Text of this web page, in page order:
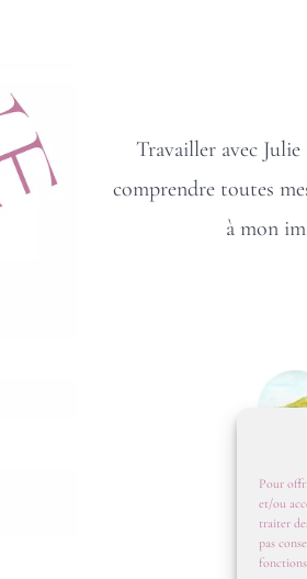
Pour
et/ou
traiter
pas
Travailler avec
comprendre toutes
à mon